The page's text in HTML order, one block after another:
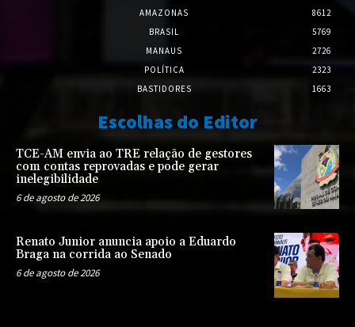
AMAZONAS
8612
BRASIL
5769
MANAUS
2726
POLÍTICA
2323
BASTIDORES
1663
Escolhas do Editor
TCE-AM envia ao TRE relação de gestores
com contas reprovadas e pode gerar
inelegibilidade
6 de agosto de 2026
Renato Junior anuncia apoio a Eduardo
Braga na corrida ao Senado
6 de agosto de 2026